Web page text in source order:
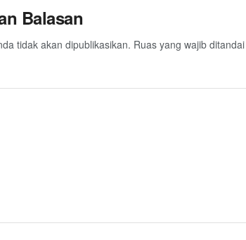
Balasan
tidak akan dipublikasikan. Ruas yang wajib ditandai